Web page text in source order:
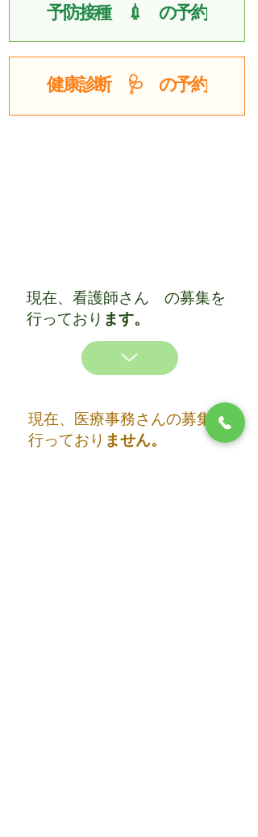
予防接種 💉 の予約
健康診断 🩺 の予約
​現在、看護師さん の募集を
行っており ます。
​現在、医療事務さんの募集を
行っており ません。